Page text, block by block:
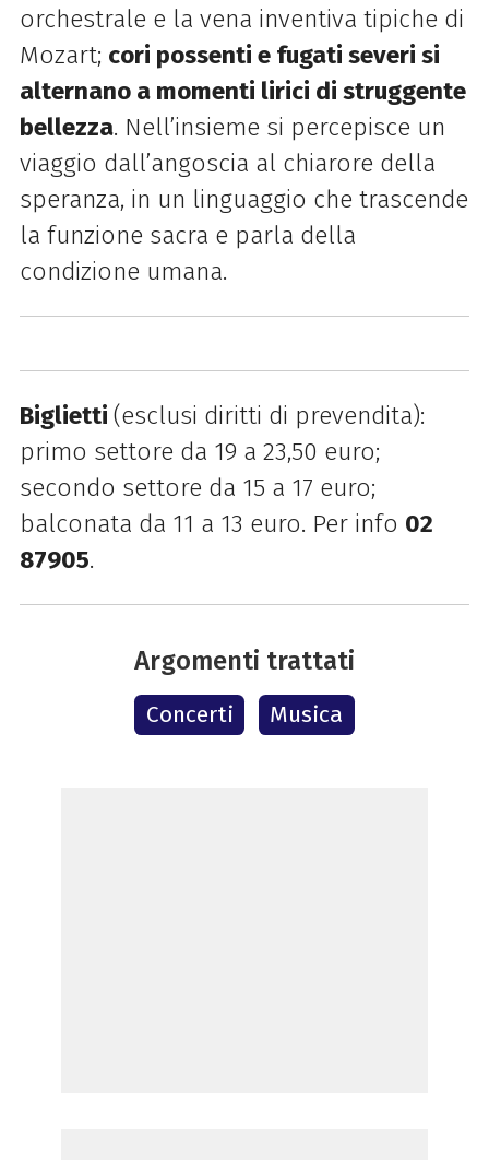
orchestrale e la vena inventiva tipiche di
Mozart; cori possenti e fugati severi si
alternano a momenti lirici di struggente
bellezza. Nell’insieme si percepisce un
viaggio dall’angoscia al chiarore della
speranza, in un linguaggio che trascende
la funzione sacra e parla della
condizione umana.
Biglietti (esclusi diritti di prevendita):
primo settore da 19 a 23,50 euro;
secondo settore da 15 a 17 euro;
balconata da 11 a 13 euro. Per info 02
87905.
Argomenti trattati
Concerti Musica